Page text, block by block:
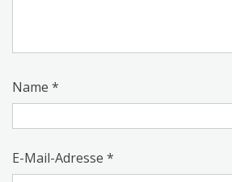
Name *
E-Mail-Adresse *